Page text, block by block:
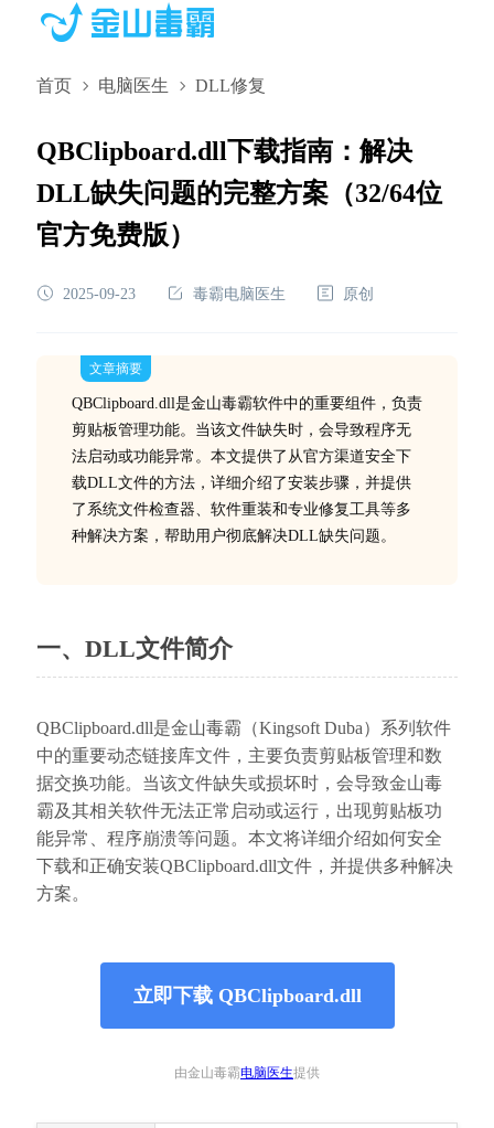
首页 电脑医生 DLL修复
QBClipboard.dll下载指南：解决
DLL缺失问题的完整方案（32/64位
官方免费版）
2025-09-23 毒霸电脑医生 原创
文章摘要
QBClipboard.dll是金山毒霸软件中的重要组件，负责
剪贴板管理功能。当该文件缺失时，会导致程序无
法启动或功能异常。本文提供了从官方渠道安全下
载DLL文件的方法，详细介绍了安装步骤，并提供
了系统文件检查器、软件重装和专业修复工具等多
种解决方案，帮助用户彻底解决DLL缺失问题。
一、DLL文件简介
QBClipboard.dll是金山毒霸（Kingsoft Duba）系列软件
中的重要动态链接库文件，主要负责剪贴板管理和数
据交换功能。当该文件缺失或损坏时，会导致金山毒
霸及其相关软件无法正常启动或运行，出现剪贴板功
能异常、程序崩溃等问题。本文将详细介绍如何安全
下载和正确安装QBClipboard.dll文件，并提供多种解决
方案。
立即下载 QBClipboard.dll
由金山毒霸电脑医生提供